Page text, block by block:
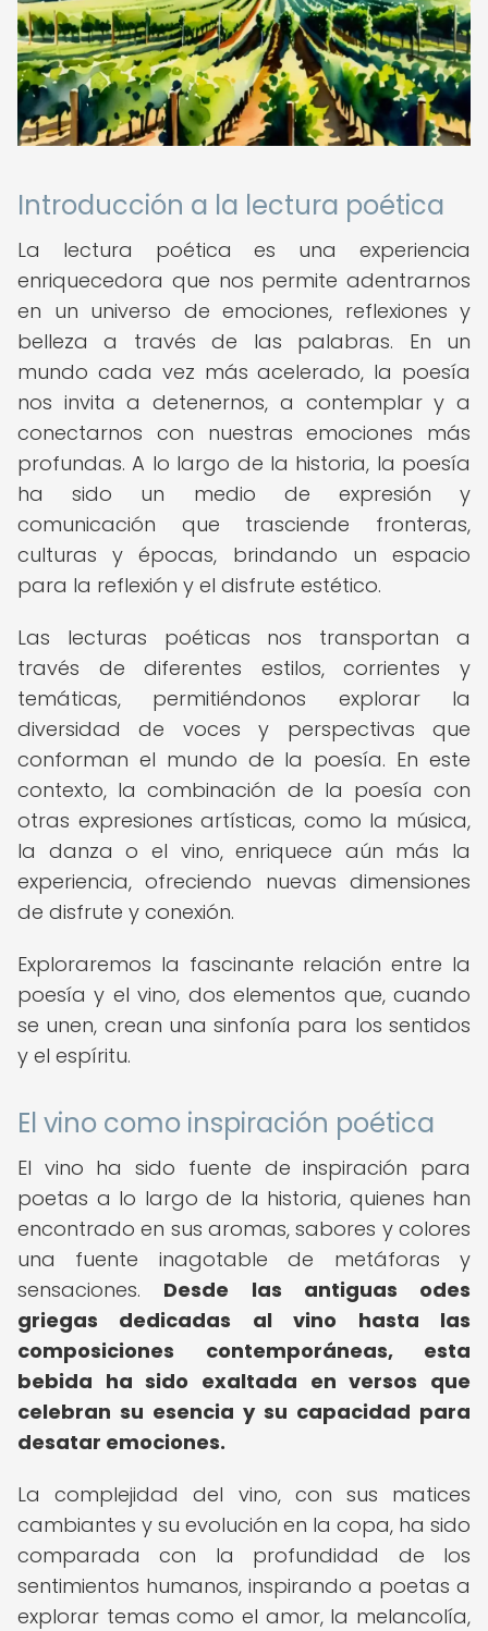
Introducción a la lectura poética
La lectura poética es una experiencia
enriquecedora que nos permite adentrarnos
en un universo de emociones, reflexiones y
belleza a través de las palabras. En un
mundo cada vez más acelerado, la poesía
nos invita a detenernos, a contemplar y a
conectarnos con nuestras emociones más
profundas. A lo largo de la historia, la poesía
ha sido un medio de expresión y
comunicación que trasciende fronteras,
culturas y épocas, brindando un espacio
para la reflexión y el disfrute estético.
Las lecturas poéticas nos transportan a
través de diferentes estilos, corrientes y
temáticas, permitiéndonos explorar la
diversidad de voces y perspectivas que
conforman el mundo de la poesía. En este
contexto, la combinación de la poesía con
otras expresiones artísticas, como la música,
la danza o el vino, enriquece aún más la
experiencia, ofreciendo nuevas dimensiones
de disfrute y conexión.
Exploraremos la fascinante relación entre la
poesía y el vino, dos elementos que, cuando
se unen, crean una sinfonía para los sentidos
y el espíritu.
El vino como inspiración poética
El vino ha sido fuente de inspiración para
poetas a lo largo de la historia, quienes han
encontrado en sus aromas, sabores y colores
una fuente inagotable de metáforas y
sensaciones. Desde las antiguas odes
griegas dedicadas al vino hasta las
composiciones contemporáneas, esta
bebida ha sido exaltada en versos que
celebran su esencia y su capacidad para
desatar emociones.
La complejidad del vino, con sus matices
cambiantes y su evolución en la copa, ha sido
comparada con la profundidad de los
sentimientos humanos, inspirando a poetas a
explorar temas como el amor, la melancolía,